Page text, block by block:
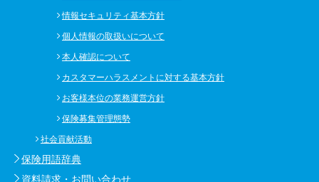
情報セキュリティ基本方針
個人情報の取扱いについて
本人確認について
カスタマーハラスメントに対する基本方針
お客様本位の業務運営方針
保険募集管理態勢
社会貢献活動
保険用語辞典
資料請求・お問い合わせ